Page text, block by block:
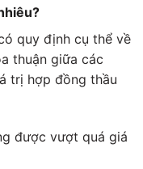
quy định cụ thể về
thuận giữa các
trị hợp đồng thầu
được vượt quá giá